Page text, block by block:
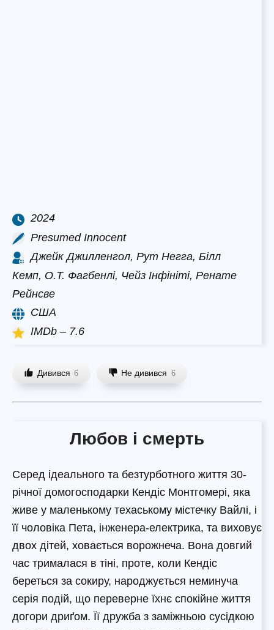
2024
Presumed Innocent
Джейк Джилленгол, Рут Негга, Білл
Кемп, О.Т. Фагбенлі, Чейз Інфініті, Ренате
Рейнсве
США
IMDb – 7.6
Дивився 6 Не дивився 6
Любов і смерть
Серед ідеального та безтурботного життя 30-
річної домогосподарки Кендіс Монтгомері, яка
живе у маленькому техаському містечку Вайлі, і
її чоловіка Пета, інженера-електрика, та виховує
двох дітей, ховається ворожнеча. Вона довгий
час трималася в тіні, проте, коли Кендіс
береться за сокиру, народжується неминуча
серія подій, що переверне їхнє спокійне життя
догори дриґом. Її дружба з заміжньою сусідкою